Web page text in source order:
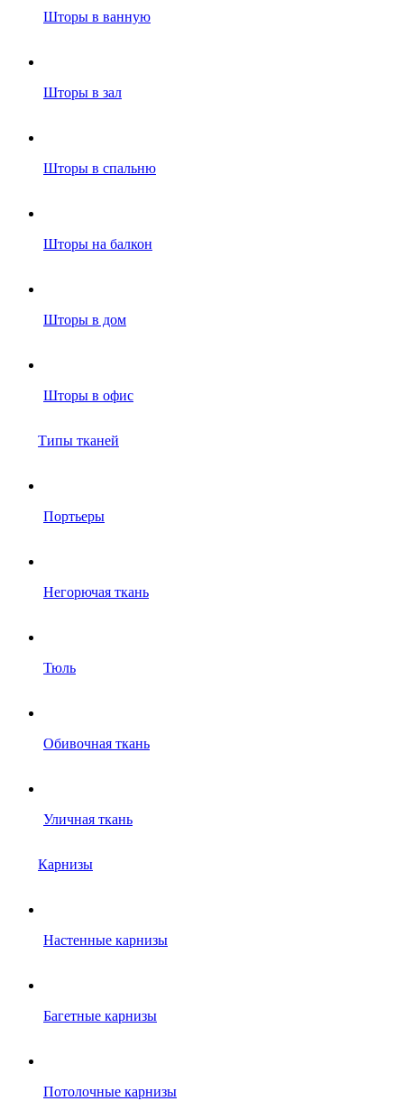
Шторы в ванную
Шторы в зал
Шторы в спальню
Шторы на балкон
Шторы в дом
Шторы в офис
Типы тканей
Портьеры
Негорючая ткань
Тюль
Обивочная ткань
Уличная ткань
Карнизы
Настенные карнизы
Багетные карнизы
Потолочные карнизы